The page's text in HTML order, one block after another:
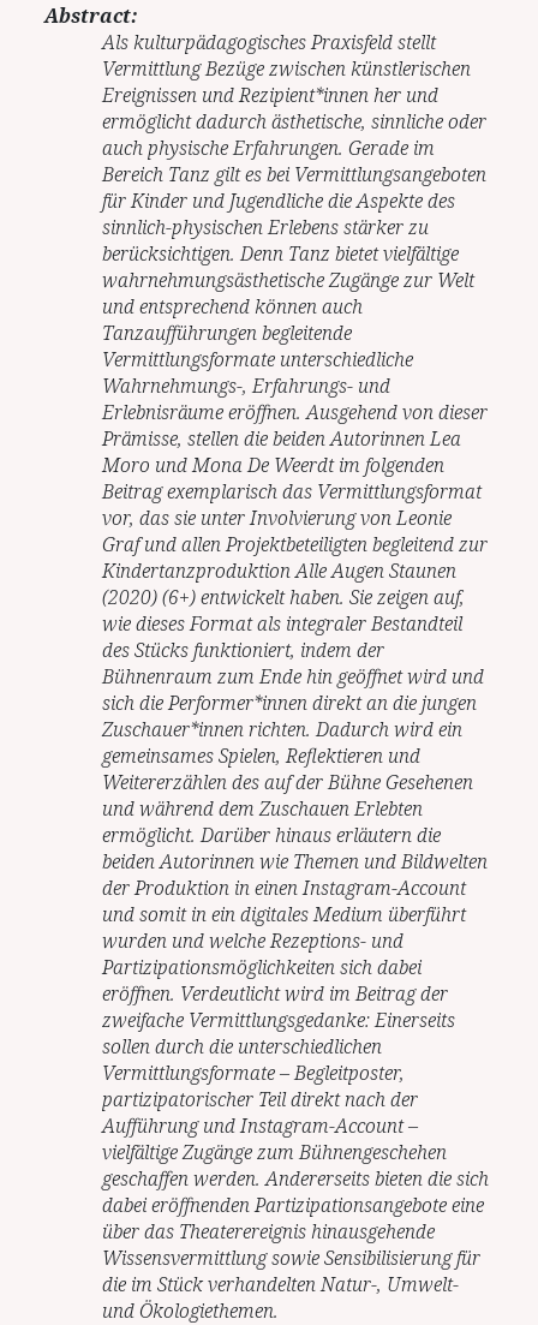
Abstract:
Als kulturpädagogisches Praxisfeld stellt
Vermittlung Bezüge zwischen künstlerischen
Ereignissen und Rezipient*innen her und
ermöglicht dadurch ästhetische, sinnliche oder
auch physische Erfahrungen. Gerade im
Bereich Tanz gilt es bei Vermittlungsangeboten
für Kinder und Jugendliche die Aspekte des
sinnlich-physischen Erlebens stärker zu
berücksichtigen. Denn Tanz bietet vielfältige
wahrnehmungsästhetische Zugänge zur Welt
und entsprechend können auch
Tanzaufführungen begleitende
Vermittlungsformate unterschiedliche
Wahrnehmungs-, Erfahrungs- und
Erlebnisräume eröffnen. Ausgehend von dieser
Prämisse, stellen die beiden Autorinnen Lea
Moro und Mona De Weerdt im folgenden
Beitrag exemplarisch das Vermittlungsformat
vor, das sie unter Involvierung von Leonie
Graf und allen Projektbeteiligten begleitend zur
Kindertanzproduktion Alle Augen Staunen
(2020) (6+) entwickelt haben. Sie zeigen auf,
wie dieses Format als integraler Bestandteil
des Stücks funktioniert, indem der
Bühnenraum zum Ende hin geöffnet wird und
sich die Performer*innen direkt an die jungen
Zuschauer*innen richten. Dadurch wird ein
gemeinsames Spielen, Reflektieren und
Weitererzählen des auf der Bühne Gesehenen
und während dem Zuschauen Erlebten
ermöglicht. Darüber hinaus erläutern die
beiden Autorinnen wie Themen und Bildwelten
der Produktion in einen Instagram-Account
und somit in ein digitales Medium überführt
wurden und welche Rezeptions- und
Partizipationsmöglichkeiten sich dabei
eröffnen. Verdeutlicht wird im Beitrag der
zweifache Vermittlungsgedanke: Einerseits
sollen durch die unterschiedlichen
Vermittlungsformate – Begleitposter,
partizipatorischer Teil direkt nach der
Aufführung und Instagram-Account –
vielfältige Zugänge zum Bühnengeschehen
geschaffen werden. Andererseits bieten die sich
dabei eröffnenden Partizipationsangebote eine
über das Theaterereignis hinausgehende
Wissensvermittlung sowie Sensibilisierung für
die im Stück verhandelten Natur-, Umwelt-
und Ökologiethemen.